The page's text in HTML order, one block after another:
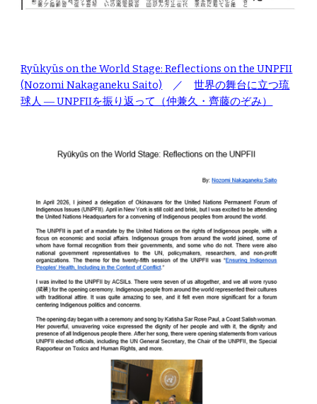
Ryūkyūs on the World Stage: Reflections on the UNPFII
(Nozomi Nakaganeku Saito) ／世界の舞台に立つ琉
球人 ― UNPFIIを振り返って（仲兼久・齊藤のぞみ）